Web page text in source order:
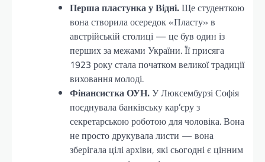
Перша пластунка у Відні.Ще студенткою
вона створила осередок «Пласту» в
австрійській столиці — це був один із
перших за межами України. Її присяга
1923 року стала початком великої традиції
виховання молоді.
Фінансистка ОУН.У Люксембурзі Софія
поєднувала банківську кар’єру з
секретарською роботою для чоловіка. Вона
не просто друкувала листи — вона
зберігала цілі архіви, які сьогодні є цінним